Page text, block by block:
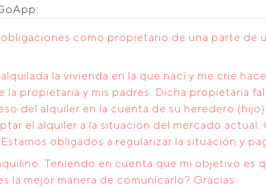
como propietario de una parte de
la vivienda en la que nací y me crié
propietaria y mis padres. Dicha propietaria
del alquiler en la cuenta de su heredero
el alquiler a la situación del mercado
obligados a regularizar la situación y
Teniendo en cuenta que mi objetivo es
la mejor manera de comunicarlo? Gracias